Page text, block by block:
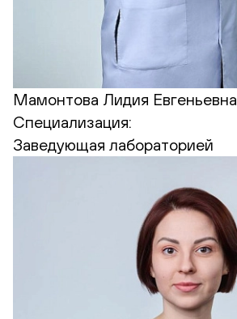
Мамонтова Лидия Евгеньевна
Специализация:
Заведующая лабораторией